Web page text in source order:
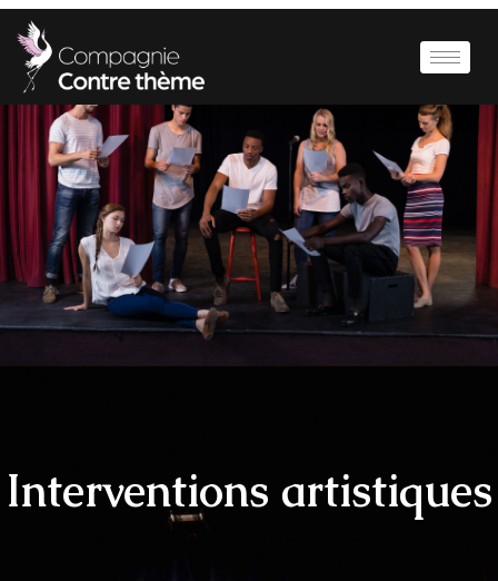
Interventions artistiques